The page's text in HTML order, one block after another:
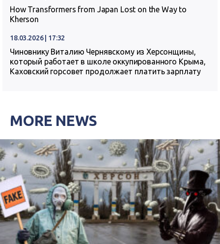
How Transformers from Japan Lost on the Way to
Kherson
18.03.2026 | 17:32
Чиновнику Виталию Чернявскому из Херсонщины,
который работает в школе оккупированного Крыма,
Каховский горсовет продолжает платить зарплату
MORE NEWS